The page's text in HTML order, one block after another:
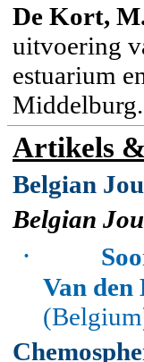
De Kort,
uitvoering
estuarium
Artikels
Belgian
Belgian
·
Van den